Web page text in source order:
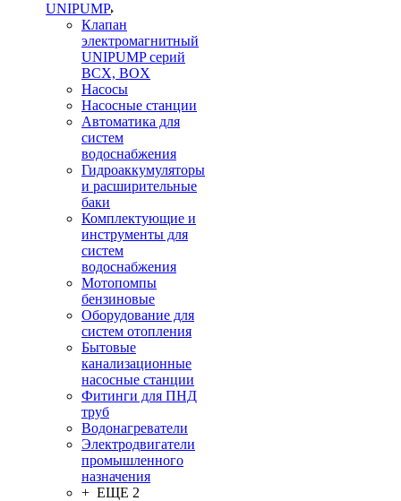
UNIPUMP
Клапан
электромагнитный
UNIPUMP серий
BCX, BOX
Насосы
Насосные станции
Автоматика для
систем
водоснабжения
Гидроаккумуляторы
и расширительные
баки
Комплектующие и
инструменты для
систем
водоснабжения
Мотопомпы
бензиновые
Оборудование для
систем отопления
Бытовые
канализационные
насосные станции
Фитинги для ПНД
труб
Водонагреватели
Электродвигатели
промышленного
назначения
+ ЕЩЕ 2